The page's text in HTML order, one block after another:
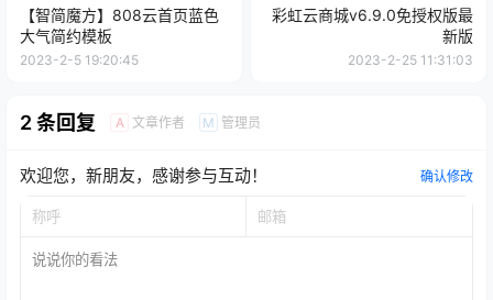
【智简魔方】808云首页蓝色
大气简约模板
2023-2-5 19:20:45
彩虹云商城v6.9.0免授权版最
新版
2023-2-25 11:31:03
2 条回复 A 文章作者 M 管理员
欢迎您，新朋友，感谢参与互动！ 确认修改